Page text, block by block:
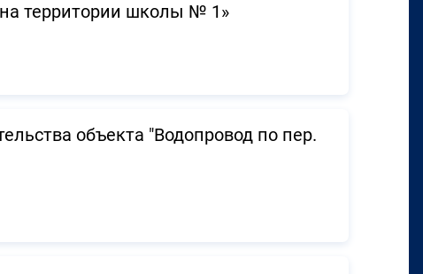
на территории школы № 1»
объекта "Водопровод по пер.